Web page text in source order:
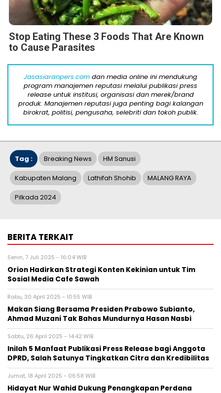
Stop Eating These 3 Foods That Are Known
to Cause Parasites
Jasasiaranpers.com dan media online ini mendukung
program manajemen reputasi melalui publikasi press
release untuk institusi, organisasi dan merek/brand
produk. Manajemen reputasi juga penting bagi kalangan
birokrat, politisi, pengusaha, selebriti dan tokoh publik.
Tag : Breaking News HM Sanusi
Kabupaten Malang Lathifah Shohib MALANG RAYA
Pilkada 2024
BERITA TERKAIT
Senin, 7 Juli 2025 - 16:04 WIB
Orion Hadirkan Strategi Konten Kekinian untuk Tim
Sosial Media Cafe Sawah
Rabu, 30 April 2025 - 10:55 WIB
Makan Siang Bersama Presiden Prabowo Subianto,
Ahmad Muzani Tak Bahas Mundurnya Hasan Nasbi
Sabtu, 26 April 2025 - 14:42 WIB
Inilah 5 Manfaat Publikasi Press Release bagi Anggota
DPRD, Salah Satunya Tingkatkan Citra dan Kredibilitas
Jumat, 18 April 2025 - 06:58 WIB
Hidayat Nur Wahid Dukung Penangkapan Perdana